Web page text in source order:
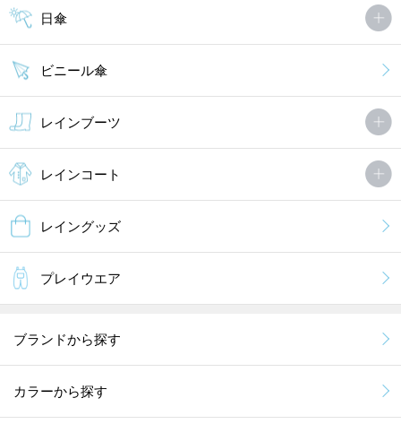
日傘
ビニール傘
レインブーツ
レインコート
レイングッズ
プレイウエア
ブランドから探す
カラーから探す